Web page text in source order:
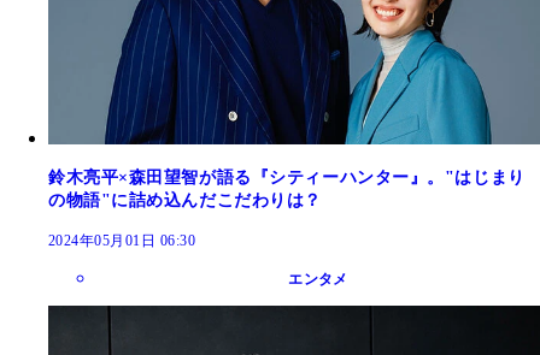
鈴木亮平×森田望智が語る『シティーハンター』。"はじまり
の物語"に詰め込んだこだわりは？
2024年05月01日 06:30
エンタメ